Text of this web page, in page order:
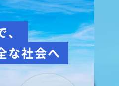
安全への
Think